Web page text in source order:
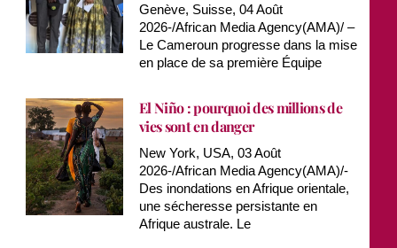
Genève, Suisse, 04 Août
2026-/African Media Agency(AMA)/ –
Le Cameroun progresse dans la mise
en place de sa première Équipe
El Niño : pourquoi des millions de
vies sont en danger
New York, USA, 03 Août
2026-/African Media Agency(AMA)/-
Des inondations en Afrique orientale,
une sécheresse persistante en
Afrique australe. Le